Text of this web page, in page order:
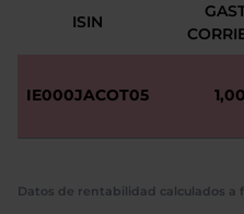
ISIN
IE000JACOT05
Datos de rentabilidad calculados a